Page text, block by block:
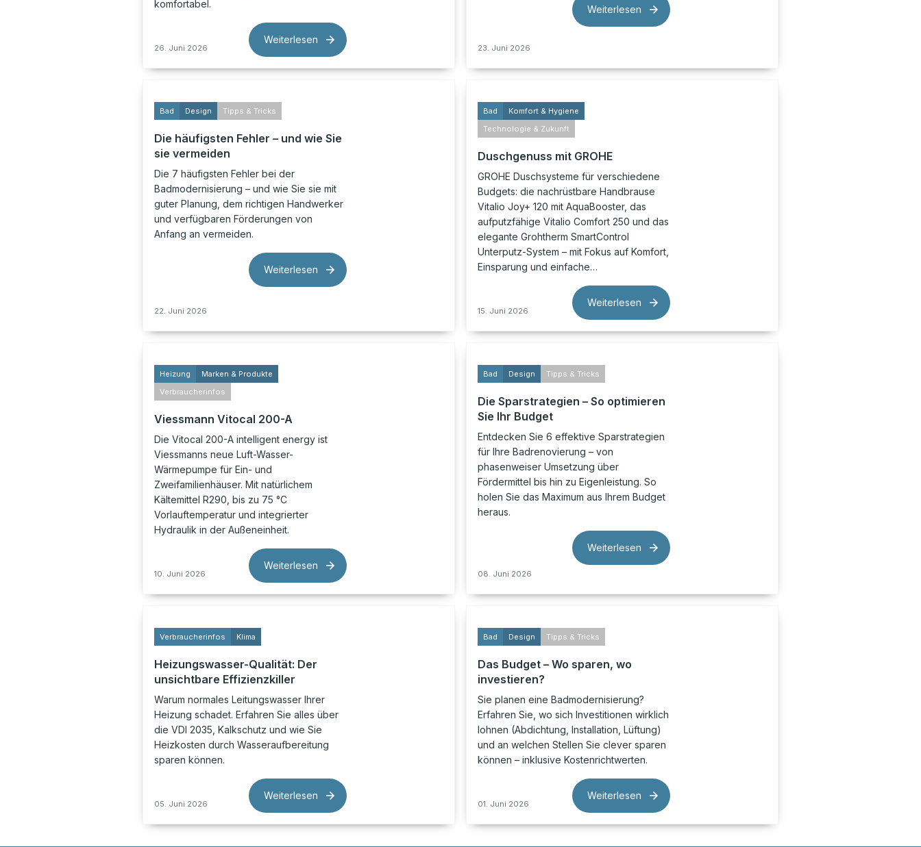
komfortabel.
26. Juni 2026
Weiterlesen
23. Juni 2026
Weiterlesen
Bad Design Tipps & Tricks
Die häufigsten Fehler – und wie Sie
sie vermeiden
Die 7 häufigsten Fehler bei der
Badmodernisierung – und wie Sie sie mit
guter Planung, dem richtigen Handwerker
und verfügbaren Förderungen von
Anfang an vermeiden.
22. Juni 2026
Weiterlesen
Bad
Komfort & Hygiene
Technologie & Zukunft
Duschgenuss mit GROHE
GROHE Duschsysteme für verschiedene
Budgets: die nachrüstbare Handbrause
Vitalio Joy+ 120 mit AquaBooster, das
aufputzfähige Vitalio Comfort 250 und das
elegante Grohtherm SmartControl
Unterputz-System – mit Fokus auf Komfort,
Einsparung und einfache…
15. Juni 2026
Weiterlesen
Heizung
Marken & Produkte
Verbraucherinfos
Viessmann Vitocal 200-A
Die Vitocal 200-A intelligent energy ist
Viessmanns neue Luft-Wasser-
Wärmepumpe für Ein- und
Zweifamilienhäuser. Mit natürlichem
Kältemittel R290, bis zu 75 °C
Vorlauftemperatur und integrierter
Hydraulik in der Außeneinheit.
10. Juni 2026
Weiterlesen
Bad Design Tipps & Tricks
Die Sparstrategien – So optimieren
Sie Ihr Budget
Entdecken Sie 6 effektive Sparstrategien
für Ihre Badrenovierung – von
phasenweiser Umsetzung über
Fördermittel bis hin zu Eigenleistung. So
holen Sie das Maximum aus Ihrem Budget
heraus.
08. Juni 2026
Weiterlesen
Verbraucherinfos Klima
Heizungswasser-Qualität: Der
unsichtbare Effizienzkiller
Warum normales Leitungswasser Ihrer
Heizung schadet. Erfahren Sie alles über
die VDI 2035, Kalkschutz und wie Sie
Heizkosten durch Wasseraufbereitung
sparen können.
05. Juni 2026
Weiterlesen
Bad Design Tipps & Tricks
Das Budget – Wo sparen, wo
investieren?
Sie planen eine Badmodernisierung?
Erfahren Sie, wo sich Investitionen wirklich
lohnen (Abdichtung, Installation, Lüftung)
und an welchen Stellen Sie clever sparen
können – inklusive Kostenrichtwerten.
01. Juni 2026
Weiterlesen